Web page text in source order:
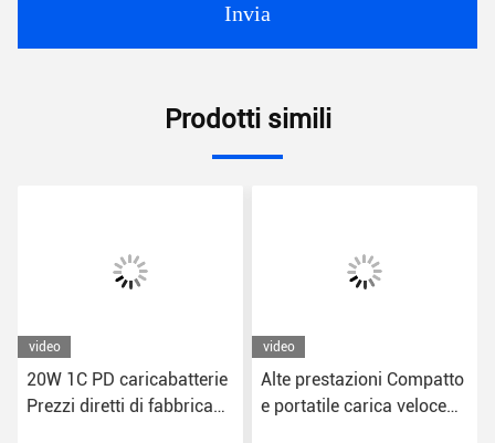
Invia
Prodotti simili
video
20W 1C PD caricabatterie
Prezzi diretti di fabbrica
video
Alte prestazioni Compatto
e portatile carica veloce